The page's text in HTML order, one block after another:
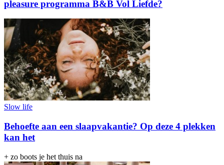
pleasure programma B&B Vol Liefde?
Slow life
Behoefte aan een slaapvakantie? Op deze 4 plekken
kan het
+ zo boots je het thuis na